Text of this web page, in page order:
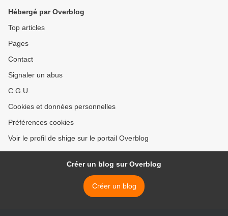
Hébergé par Overblog
Top articles
Pages
Contact
Signaler un abus
C.G.U.
Cookies et données personnelles
Préférences cookies
Voir le profil de shige sur le portail Overblog
Créer un blog sur Overblog
Créer un blog